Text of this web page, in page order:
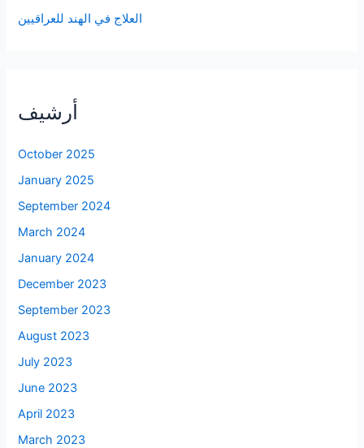
العلاج في الهند للعراقيين
أرشيف
October 2025
January 2025
September 2024
March 2024
January 2024
December 2023
September 2023
August 2023
July 2023
June 2023
April 2023
March 2023